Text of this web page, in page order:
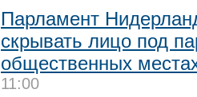
Парламент
скрывать лицо под
общественных
11:00